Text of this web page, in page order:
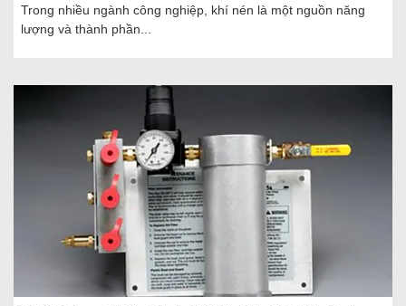
Trong nhiều ngành công nghiệp, khí nén là một nguồn năng
lượng và thành phần...